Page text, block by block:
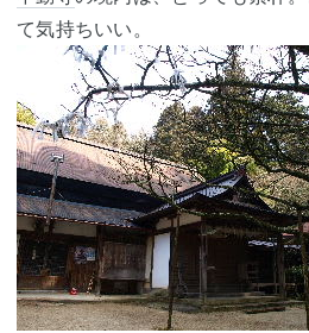
て気持ちいい。